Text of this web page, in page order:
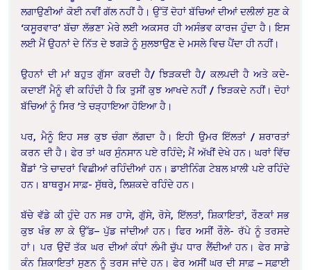
ਲਗਾਉਣੀਆਂ ਕੋਈ ਨਵੀਂ ਗੱਲ ਨਹੀਂ ਹੈ। ਉੱਤੋਂ ਦੋਹਾਂ ਬੱਚਿਆਂ ਦੀਆਂ ਦਲੀਲਾਂ ਸੁਣ ਕੇ
‘ਕਸੂਰਵਾਰ’ ਬੱਚਾ ਲੱਭਣਾ ਮੇਰੇ ਲਈ ਅਕਸਰ ਹੀ ਅਸੰਭਵ ਕਾਰਜ ਹੁੰਦਾ ਹੈ। ਇਸ
ਲਈ ਮੈਂ ਉਹਨਾਂ ਦੇ ਨਿੱਤ ਦੇ ਝਗੜੇ ਨੂੰ ਸੁਲਝਾਉਣ ਦੇ ਮਸਲੇ ਵਿਚ ਪੈਂਦਾ ਹੀ ਨਹੀਂ।
ਉਹਨਾਂ ਦੀ ਮਾਂ ਬਹੁਤ ਗੁੱਸਾ ਕਰਦੀ ਹੈ/ ਝਿੜਕਦੀ ਹੈ/ ਕਲਪਦੀ ਹੈ ਅਤੇ ਕਦੇ-
ਕਦਾਈਂ ਮੈਨੂੰ ਵੀ ਕਹਿੰਦੀ ਹੈ ਕਿ ਤੁਸੀਂ ਕੁਝ ਆਖਦੇ ਨਹੀਂ / ਝਿੜਕਦੇ ਨਹੀਂ। ਦੋਹਾਂ
ਬੱਚਿਆਂ ਨੂੰ ਸਿਰ ’ਤੇ ਚੜ੍ਹਾਇਆ ਹੋਇਆ ਹੈ।
ਪਰ, ਮੈਨੂੰ ਇਹ ਸਭ ਕੁਝ ਚੰਗਾ ਲੱਗਦਾ ਹੈ। ਇਹੀ ਉਮਰ ਇੱਲਤਾਂ / ਸ਼ਰਾਰਤਾਂ
ਕਰਨ ਦੀ ਹੈ। ਫੇਰ ਤਾਂ ਘਰ ਸੁੰਨਸਾਨ ਪਏ ਰਹਿੰਦੇ; ਮੈਂ ਅੱਖੀਂ ਦੇਖੇ ਹਨ। ਘਰਾਂ ਵਿੱਚ
ਬੈੱਡਾਂ ’ਤੇ ਚਾਦਰਾਂ ਵਿਛੀਆਂ ਰਹਿੰਦੀਆਂ ਹਨ। ਡਾਈਨਿੰਗ ਟੇਬਲ ਖ਼ਾਲੀ ਪਏ ਰਹਿੰਦੇ
ਹਨ। ਬਾਥਰੂਮ ਸਾਫ਼- ਸੁੱਥਰੇ, ਲਿਸ਼ਕਦੇ ਰਹਿੰਦੇ ਹਨ।
ਬੱਚੇ ਵੱਡੇ ਕੀ ਹੁੰਦੇ ਹਨ ਸਭ ਹਾਸੇ, ਗੁੱਸੇ, ਰੋਸੇ, ਇੱਲਤਾਂ, ਸ਼ਿਕਾਇਤਾਂ, ਰੌਣਕਾਂ ਸਭ
ਕੁਝ ਖੰਭ ਲਾ ਕੇ ਉੱਡ– ਪੁੱਡ ਜਾਂਦੀਆਂ ਹਨ। ਫਿਰ ਅਸੀਂ ਰੌਲੇ- ਰੱਪੇ ਨੂੰ ਤਰਸਦੇ
ਹਾਂ। ਪਰ ਉਦੋਂ ਤੱਕ ਘਰ ਦੀਆਂ ਕੰਧਾਂ ਲੰਮੀ ਚੁੱਪ ਧਾਰ ਲੈਂਦੀਆਂ ਹਨ। ਫੇਰ ਸਾਡੇ
ਕੰਨ ਸ਼ਿਕਾਇਤਾਂ ਸੁਣਨ ਨੂੰ ਤਰਸ ਜਾਂਦੇ ਹਨ। ਫੇਰ ਅਸੀਂ ਘਰ ਦੀ ਸਾਫ਼ – ਸਫ਼ਾਈ